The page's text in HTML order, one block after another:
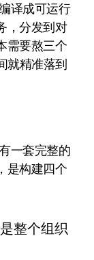
译成可运行
，分发到对
需要熬三个
就精准落到
一套完整的
是构建四个
整个组织